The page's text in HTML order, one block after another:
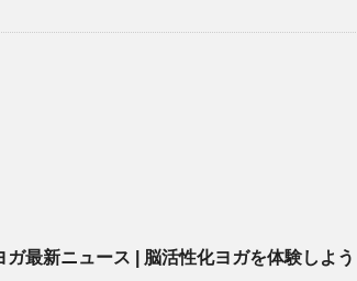
ガ最新ニュース | 脳活性化ヨガを体験しよう